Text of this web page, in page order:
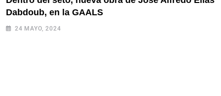
Dabdoub, en la GAALS
24 MAYO, 2024